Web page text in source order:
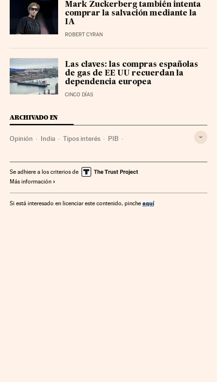
Mark Zuckerberg también intenta
comprar la salvación mediante la
IA
ROBERT CYRAN
Las claves: las compras españolas
de gas de EE UU recuerdan la
dependencia europea
CINCO DÍAS
ARCHIVADO EN
Opinión India Tipos interés PIB
Se adhiere a los criterios de
Más información
Si está interesado en licenciar este contenido, pinche aquí